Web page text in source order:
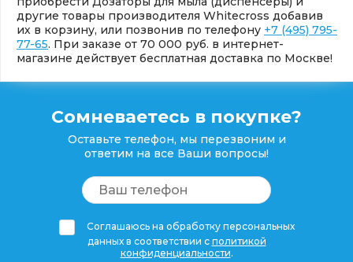
другие товары производителя Whitecross добавив
их в корзину, или позвонив по телефону +7 (495) 795-
77-65. При заказе от 70 000 руб. в интернет-
магазине действует бесплатная доставка по Москве!
Сомневаетесь в покупке?
Оставьте телефон, мы перезвоним и
ответим на все Ваши вопросы!
Соглашаюсь на обработку персональных
данных в соответствии с политикой
конфиденциальности.